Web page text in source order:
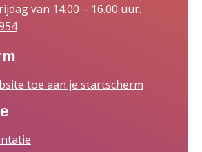
van 14.00 – 16.00 uur.
toe aan je startscherm